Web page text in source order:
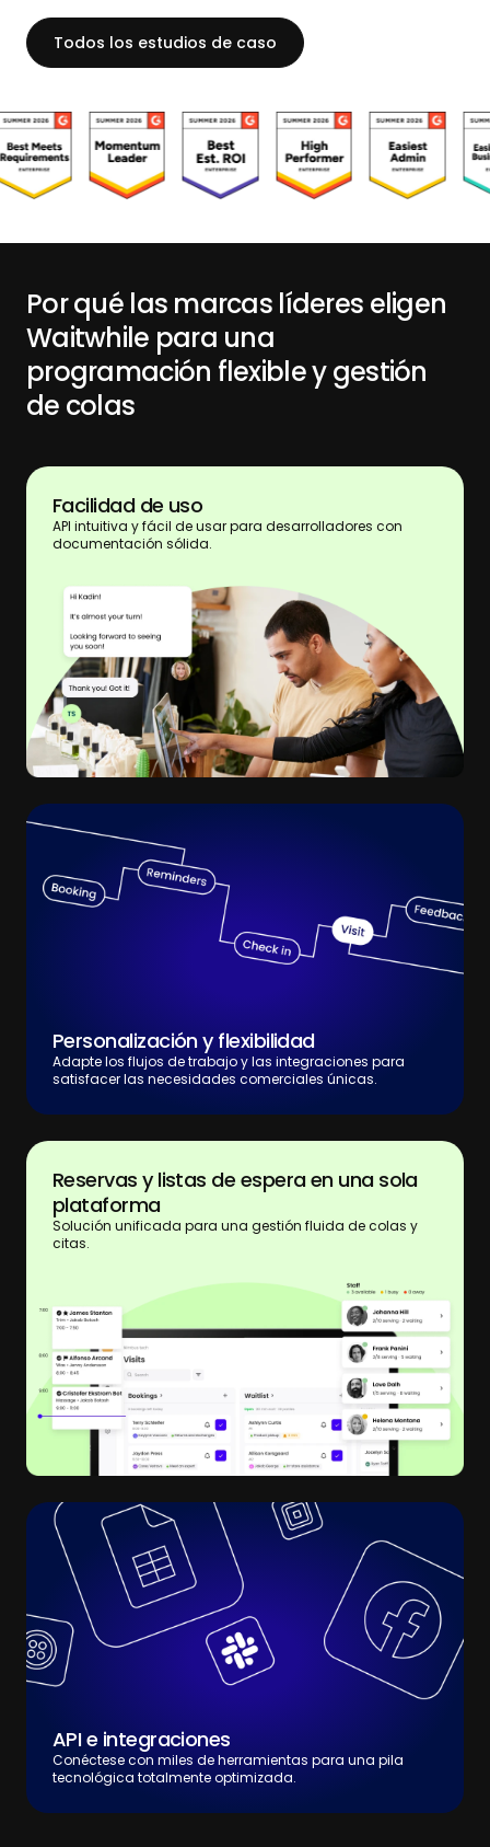
Todos los estudios de caso
Por qué las marcas líderes eligen
Waitwhile para una
programación flexible y gestión
de colas
Facilidad de uso
API intuitiva y fácil de usar para desarrolladores con
documentación sólida.
Personalización y flexibilidad
Adapte los flujos de trabajo y las integraciones para
satisfacer las necesidades comerciales únicas.
Reservas y listas de espera en una sola
plataforma
Solución unificada para una gestión fluida de colas y
citas.
API e integraciones
Conéctese con miles de herramientas para una pila
tecnológica totalmente optimizada.